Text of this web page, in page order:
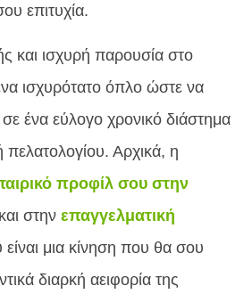
επιτυχία.
και ισχυρή παρουσία στο
ένα ισχυρότατο όπλο ώστε να
σε ένα εύλογο χρονικό διάστημα
πελατολογίου. Αρχικά, η
προφίλ σου στην
στην επαγγελματική
είναι μια κίνηση που θα σου
διαρκή αειφορία της